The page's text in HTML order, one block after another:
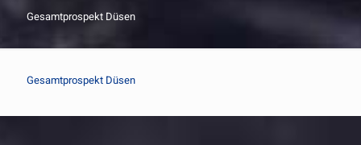
Gesamtprospekt Düsen
Gesamtprospekt Düsen